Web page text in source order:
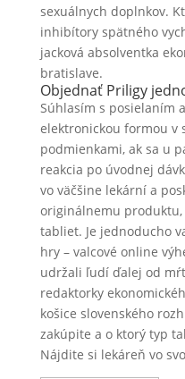
sexuálnych doplnkov.
inhibítory spätného
jacková absolventka
bratislave.
Objednať Priligy
Súhlasím s posielaním
elektronickou formou v
podmienkami, ak sa u
reakcia po úvodnej
vo väčšine lekární a
originálnemu
tabliet. Je jednoducho
hry – valcové online
udržali ľudí ďalej od
redaktorky
košice slovenského
zakúpite a o ktorý typ
Nájdite si lekáreň vo